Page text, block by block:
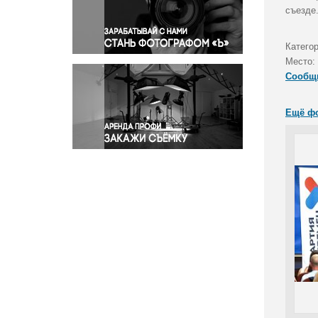
Правосудие
Происшествия и конфликты
Религия
Светская жизнь
Спорт
Экология
Экономика и бизнес
съезде.
Место:
Ещё